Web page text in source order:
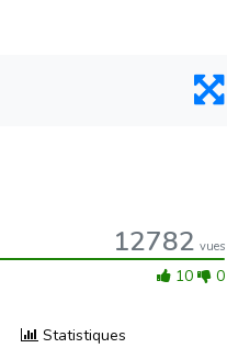
12782 vues
10 0
Statistiques